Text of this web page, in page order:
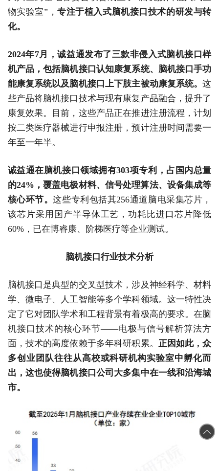
物实验室”，专注于植入式脑机接口技术的研发与转
化。
2024年7月，诚益通发布了三款非侵入式脑机接口样
机产品，包括脑机接口认知康复系统、脑机接口手功
能康复系统以及脑机接口上下肢主被动康复系统。这
些产品将脑机接口技术与现有康复产品融合，提升了
康复效果。目前，这些产品正在推进注册流程，计划
按二类医疗器械进行申报注册，预计注册时间需要一
年至一年半。
诚益通在脑机接口领域拥有303项专利，占国内总量
的24%，覆盖电极材料、信号处理算法、设备集成等
核心环节。这些专利包括其256通道脑电采集芯片，
该芯片采用国产半导体工艺，功耗比进口芯片降低
60%，已在博睿康、阶梯医疗等企业测试。
脑机接口行业技术分析
脑机接口是典型的交叉型技术，涉及神经科学、材料
学、微电子、人工智能等多个学科领域。这一特性决
定了它对团队学术和工程背景有着极高的要求。在脑
机接口技术的核心环节——电极与信号解析算法方
面，技术的高度依赖于多年科研积累。 正因如此，众
多创业团队往往从高校或科研机构实验室中孵化而
出，这也使得脑机接口公司大多集中在一线和沿海城
市。